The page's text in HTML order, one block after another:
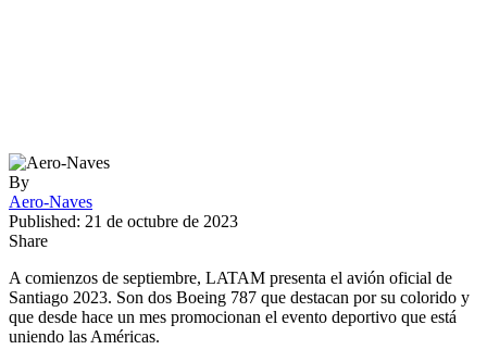
By
Aero-Naves
Published: 21 de octubre de 2023
Share
A comienzos de septiembre, LATAM presenta el avión oficial de
Santiago 2023. Son dos Boeing 787 que destacan por su colorido y
que desde hace un mes promocionan el evento deportivo que está
uniendo las Américas.